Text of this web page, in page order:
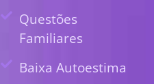
Questões
Familiares
Baixa Autoestima